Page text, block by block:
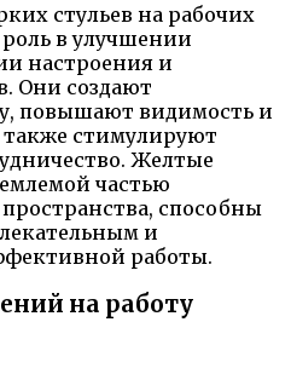
стульев на рабочих
в улучшении
настроения и
Они создают
повышают видимость и
также стимулируют
Желтые
частью
способны
и
работы.
на работу